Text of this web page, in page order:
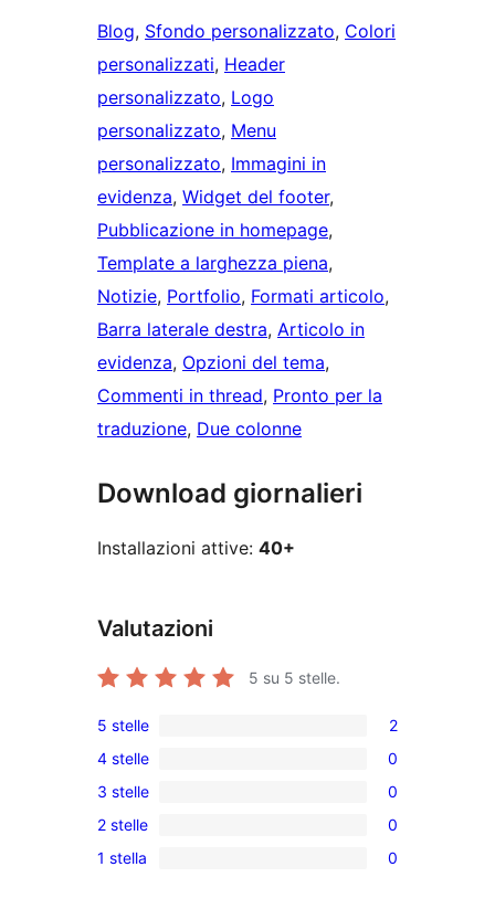
Blog, Sfondo personalizzato, Colori
personalizzati, Header
personalizzato, Logo
personalizzato, Menu
personalizzato, Immagini in
evidenza, Widget del footer
Pubblicazione in homepage
Template a larghezza piena
Notizie, Portfolio, Formati articolo
Barra laterale destra, Articolo in
evidenza, Opzioni del tema
Commenti in thread, Pronto per la
traduzione, Due colonne
Download giornalieri
Installazioni attive: 40+
Valutazioni
5 su 5 stelle.
2
recensioni
a
5-
stelle
5 stelle 2
0
recensioni
a
4-
4 stelle 0
0
recensioni
a
3 stelle 0
0
recensioni
2 stelle 0
0
1 stella 0